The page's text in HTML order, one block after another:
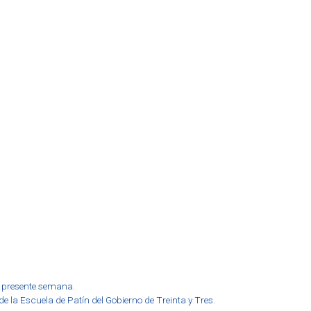
semana.
Escuela de Patín del Gobierno de Treinta y Tres.